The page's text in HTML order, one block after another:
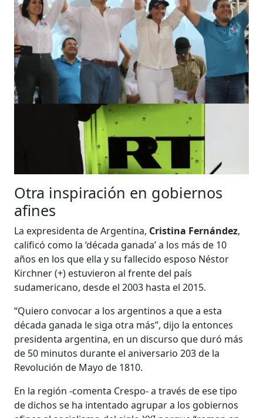
Otra inspiración en gobiernos
afines
La expresidenta de Argentina, Cristina Fernández,
calificó como la ‘década ganada’ a los más de 10
años en los que ella y su fallecido esposo Néstor
Kirchner (+) estuvieron al frente del país
sudamericano, desde el 2003 hasta el 2015.
“Quiero convocar a los argentinos a que a esta
década ganada le siga otra más”, dijo la entonces
presidenta argentina, en un discurso que duró más
de 50 minutos durante el aniversario 203 de la
Revolución de Mayo de 1810.
En la región -comenta Crespo- a través de ese tipo
de dichos se ha intentado agrupar a los gobiernos